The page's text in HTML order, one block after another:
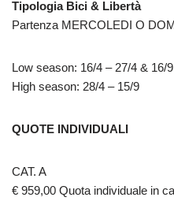
Tipologia Bici & Libertà
Partenza MERCOLEDI O
Low season: 16/4 – 27/4 & 16/
High season: 28/4 – 15/9
QUOTE INDIVIDUALI
CAT. A
€ 959,00 Quota individuale in